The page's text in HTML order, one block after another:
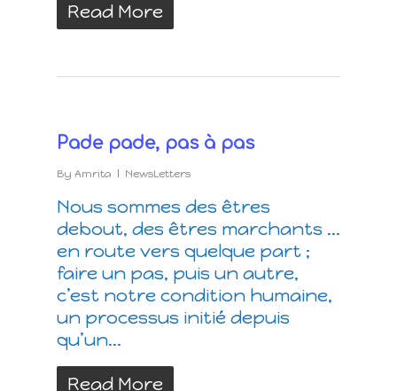
Read More
Pade pade, pas à pas
By Amrita NewsLetters
Nous sommes des êtres
debout, des êtres marchants ...
en route vers quelque part ;
faire un pas, puis un autre,
c’est notre condition humaine,
un processus initié depuis
qu’un...
Read More